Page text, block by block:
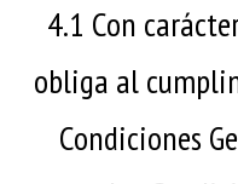
4.1 Con
obliga al
Condiciones